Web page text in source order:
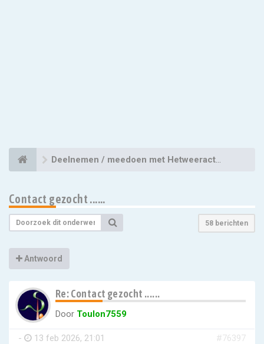
Deelnemen / meedoen met Hetweeractueel
Contact gezocht ......
58 berichten
Antwoord
Re: Contact gezocht ......
Door Toulon7559
- 13 feb 2026, 21:01
#76397